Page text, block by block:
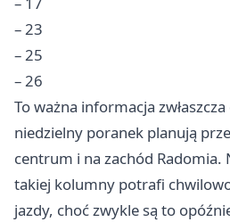
– 23
– 25
– 26
To ważna informacja
niedzielny poranek planują
centrum i na zachód
takiej kolumny potrafi
jazdy, choć zwykle są to